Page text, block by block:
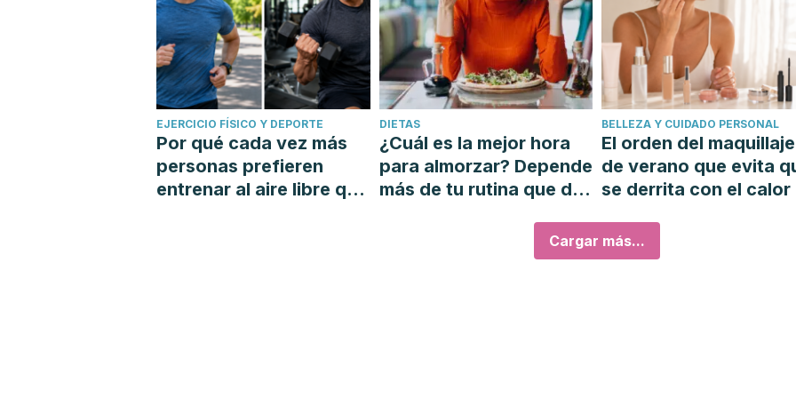
EJERCICIO FÍSICO Y DEPORTE
Por qué cada vez más
personas prefieren
entrenar al aire libre que
DIETAS
¿Cuál es la mejor hora
para almorzar? Depende
más de tu rutina que del
BELLEZA Y CUIDADO PERSONAL
El orden del maquillaje
de verano que evita
se derrita con el calor
Cargar más...